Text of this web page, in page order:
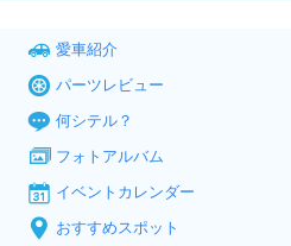
愛車紹介
パーツレビュー
何シテル？
フォトアルバム
イベントカレンダー
おすすめスポット